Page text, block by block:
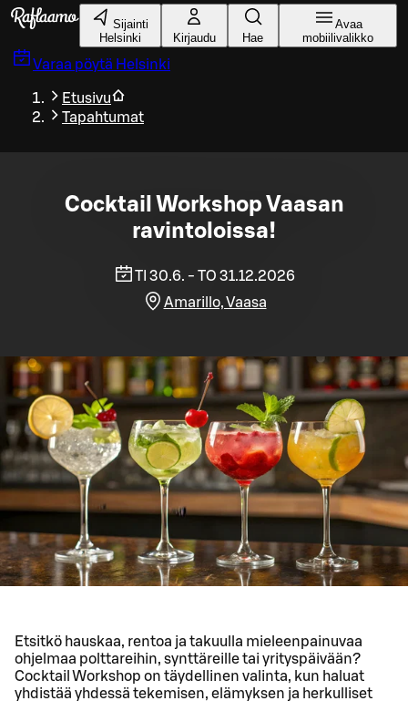
Siirry pääsisältöön
Sijainti
Helsinki
Kirjaudu Hae
Avaa
mobiilivalikko
Varaa pöytä Helsinki
Etusivu
Tapahtumat
Cocktail Workshop Vaasan
ravintoloissa!
TI 30.6. - TO 31.12.2026
Amarillo, Vaasa
Etsitkö hauskaa, rentoa ja takuulla mieleenpainuvaa
ohjelmaa polttareihin, synttäreille tai yrityspäivään?
Cocktail Workshop on täydellinen valinta, kun haluat
yhdistää yhdessä tekemisen, elämyksen ja herkulliset